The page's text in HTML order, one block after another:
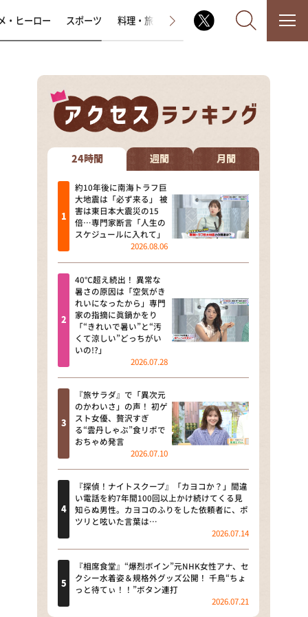
なるみ・岡村の過ぎるTV
相席食堂
これ余談なんですけど・・・
～人生密着トークバラエティ！
～ やすとものいたって真剣です
探偵！ナイトスクープ
news おかえり
河合＆A.B.C-Z塚田×福井アナ
「なんでやねん！？」（news お
かえり）
DAIGOも台所 ～きょうの献立 何
にする？～
本日はダイアンなり！シーズン２
朝だ！生です旅サラダ
教えて！ニュースライブ 正義の
ミカタ
ＬＩＦＥ～夢のカタチ～
新婚さんいらっしゃい！
ポツンと一軒家
ザキ山小屋本館
・ヒーロー スポーツ 料理・旅 ラジオ番組 その他
24時間 週間 月間
約10年後に南海トラフ巨
大地震は「必ず来る」 被
害は東日本大震災の15
倍…専門家断言「人生の
スケジュールに入れて」
2026.08.06
40℃超え続出！ 異常な
暑さの原因は「空気がき
れいになったから」専門
家の指摘に眞鍋かをり
「“きれいで暑い”と“汚
くて涼しい”どっちがい
いの!?」
2026.07.28
『旅サラダ』で「異次元
のかわいさ」の声！ 初ゲ
スト女優、贅沢すぎ
る“雲丹しゃぶ”食リポで
おちゃめ発言
2026.07.10
『探偵！ナイトスクープ』「カヨコか？」間違
い電話を約7年間100回以上かけ続けてくる見
知らぬ男性。カヨコのふりをした依頼者に、ポ
ツリと呟いた言葉は…
2026.07.14
『相席食堂』“爆烈ボイン”元NHK女性アナ、セ
クシー水着姿＆規格外グッズ公開！ 千鳥“ちょ
っと待てぃ！！”ボタン連打
2026.07.21